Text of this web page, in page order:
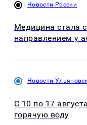
Новости России
Медицина стала
направлением у
Новости
С 10 по 17
горячую воду